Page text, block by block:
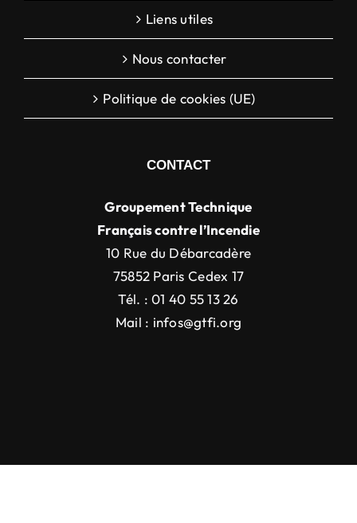
Liens utiles
Nous contacter
Politique de cookies (UE)
CONTACT
Groupement Technique
Français contre l’Incendie
10 Rue du Débarcadère
75852 Paris Cedex 17
Tél. : 01 40 55 13 26
Mail : infos@gtfi.org